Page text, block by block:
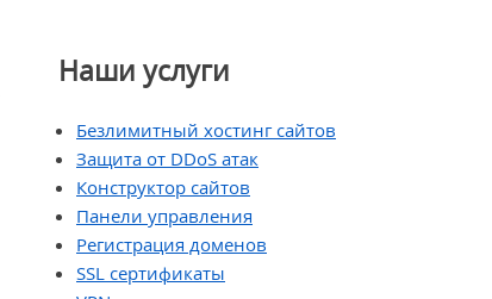
Наши услуги
Безлимитный хостинг сайтов
Защита от DDoS атак
Конструктор сайтов
Панели управления
Регистрация доменов
SSL сертификаты